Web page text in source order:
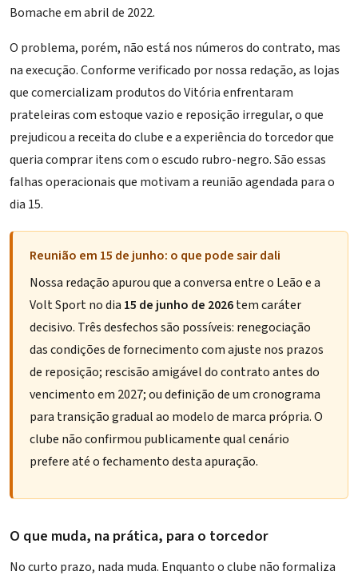
Bomache em abril de 2022.
O problema, porém, não está nos números do contrato, mas
na execução. Conforme verificado por nossa redação, as lojas
que comercializam produtos do Vitória enfrentaram
prateleiras com estoque vazio e reposição irregular, o que
prejudicou a receita do clube e a experiência do torcedor que
queria comprar itens com o escudo rubro-negro. São essas
falhas operacionais que motivam a reunião agendada para o
dia 15.
Reunião em 15 de junho: o que pode sair dali
Nossa redação apurou que a conversa entre o Leão e a
Volt Sport no dia 15 de junho de 2026tem caráter
decisivo. Três desfechos são possíveis: renegociação
das condições de fornecimento com ajuste nos prazos
de reposição; rescisão amigável do contrato antes do
vencimento em 2027; ou definição de um cronograma
para transição gradual ao modelo de marca própria. O
clube não confirmou publicamente qual cenário
prefere até o fechamento desta apuração.
O que muda, na prática, para o torcedor
No curto prazo, nada muda. Enquanto o clube não formaliza